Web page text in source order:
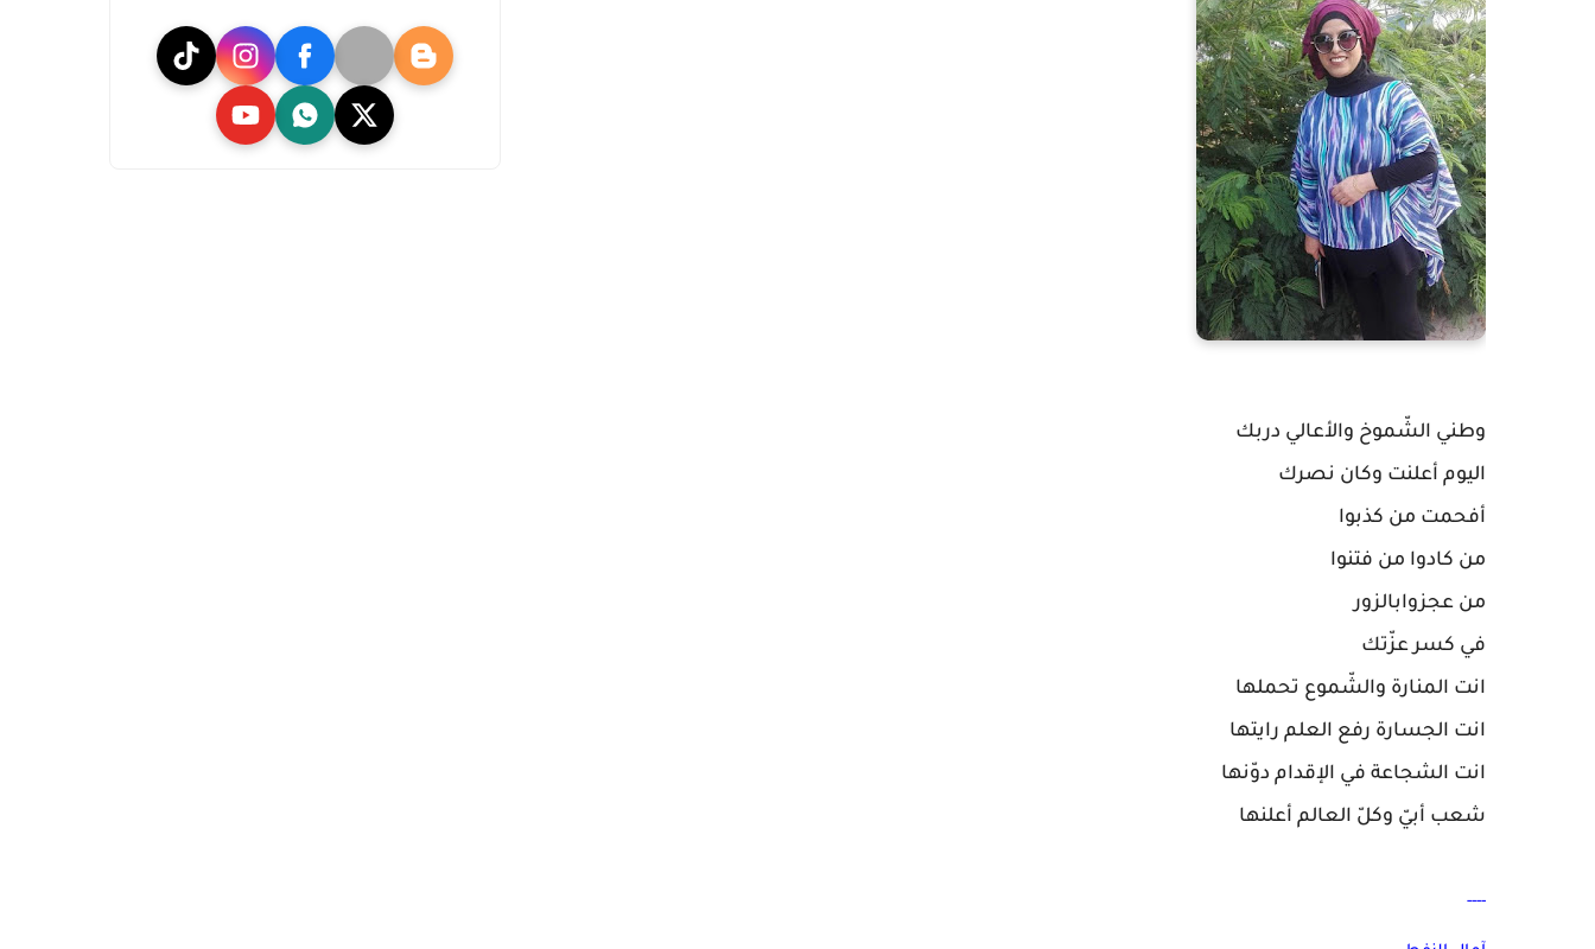
وطني الشّموخ والأعالي دربك
اليوم أعلنت وكان نصرك
أفحمت من كذبوا
من كادوا من فتنوا
من عجزوابالزور
في كسر عزّتك
انت المنارة والشّموع تحملها
انت الجسارة رفع العلم رايتها
انت الشجاعة في الإقدام دوّنها
شعب أبيّ وكلّ العالم أعلنها
----